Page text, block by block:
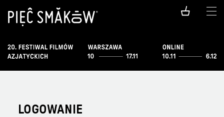
LOGOWANIE